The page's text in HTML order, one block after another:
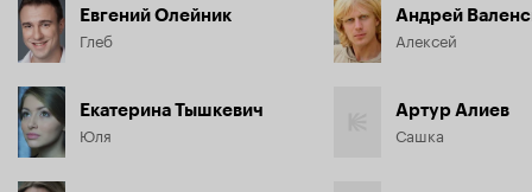
Евгений Олейник
Глеб
Екатерина Тышкевич
Юля
Андрей
Алексей
Артур Алиев
Сашка